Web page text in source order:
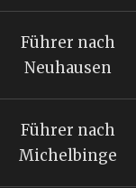
Führer nach
Neuhausen
Führer nach
Michelbinge